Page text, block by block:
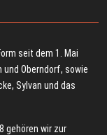
seit dem 1. Mai
und Oberndorf, sowie
Sylvan und das
gehören wir zur